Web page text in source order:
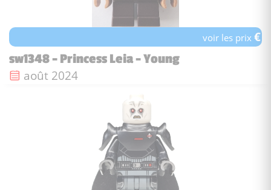
voir les prix€
sw1348 - Princess Leia - Young
Date de sortie :
août 2024